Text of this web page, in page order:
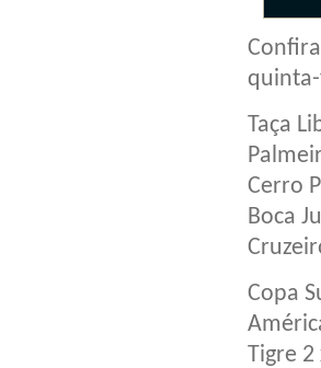
Taça
Cerro
Boca
Copa
Tigre